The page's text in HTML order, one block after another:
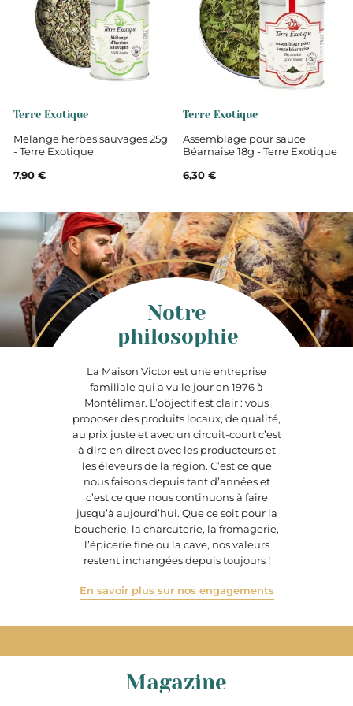
est en statut “en cours de préparation”, il ne vous sera
plus possible de vous modifier.
Terre Exotique
Melange herbes sauvages 25g
- Terre Exotique
7,90 €
Terre Exotique
Assemblage pour sauce
Béarnaise 18g - Terre Exotique
6,30 €
La Maison Victor est une entreprise
familiale qui a vu le jour en 1976 à
Montélimar. L’objectif est clair : vous
proposer des produits locaux, de qualité,
au prix juste et avec un circuit-court c’est
à dire en direct avec les producteurs et
les éleveurs de la région. C’est ce que
nous faisons depuis tant d’années et
c’est ce que nous continuons à faire
jusqu’à aujourd’hui. Que ce soit pour la
boucherie, la charcuterie, la fromagerie,
l’épicerie fine ou la cave, nos valeurs
restent inchangées depuis toujours !
En savoir plus sur nos engagements
Notre
philosophie
Magazine